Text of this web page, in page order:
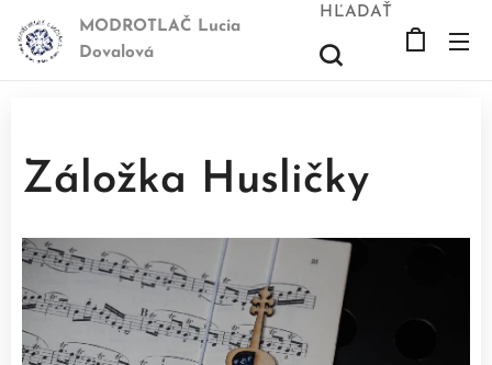
MODROTLAČ Lucia
Dovalová
HĽADAŤ
Záložka Husličky